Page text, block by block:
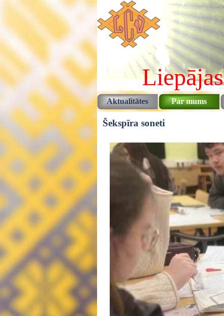
Pāriet uz saturu
Aktualitātes Par mums
Šekspīra soneti